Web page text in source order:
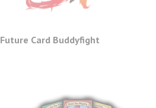
Future Card Buddyfight